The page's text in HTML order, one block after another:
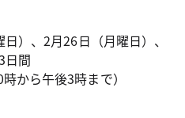
）、2月26日（月曜日）、
日間
から午後3時まで）